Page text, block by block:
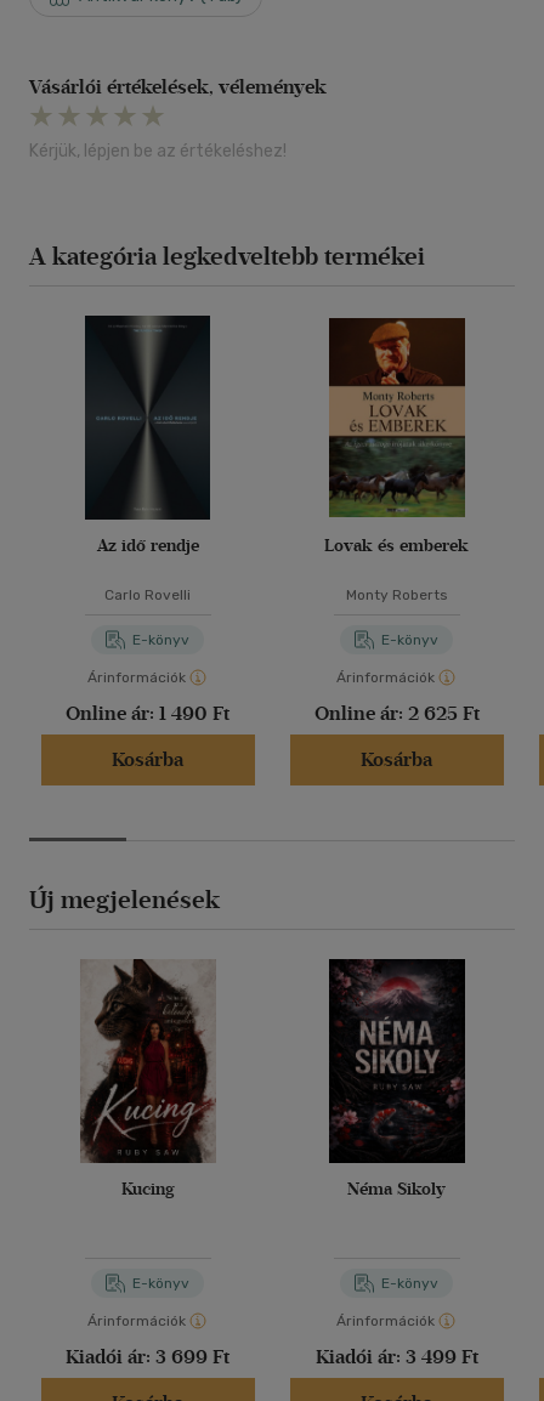
Vásárlói értékelések, vélemények
Kérjük, lépjen be az értékeléshez!
A kategória legkedveltebb termékei
Az idő rendje
Carlo Rovelli
E-könyv
Árinformációk
Online ár: 1 490 Ft
Kosárba
Lovak és emberek
Monty Roberts
E-könyv
Árinformációk
Online ár: 2 625 Ft
Kosárba
Új megjelenések
Kucing
E-könyv
Árinformációk
Kiadói ár: 3 699 Ft
Néma Sikoly
E-könyv
Árinformációk
Kiadói ár: 3 499 Ft